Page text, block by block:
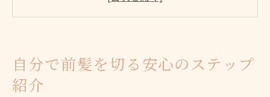
ト
雑司が谷で実践しやすい前髪セルフカット術
自分で前髪を切る安心のステップ
紹介